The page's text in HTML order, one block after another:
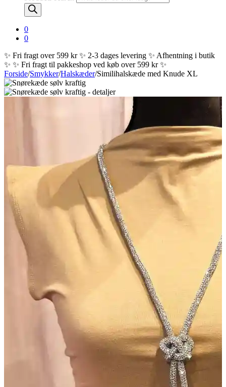
0
0
✨ Fri fragt over 599 kr ✨ 2-3 dages levering ✨ Afhentning i butik
✨ ✨ Fri fragt til pakkeshop ved køb over 599 kr ✨
Forside/Smykker/Halskæder/Similihalskæde med Knude XL